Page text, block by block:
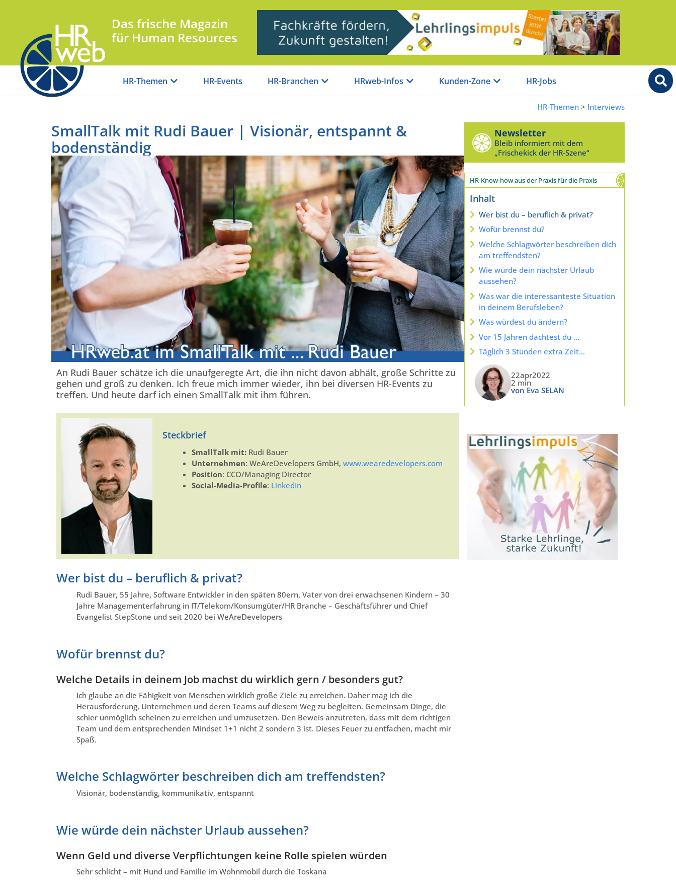
Das frische Magazin
für Human Resources
HR-Themen HR-Events HR-Branchen HRweb-Infos Kunden-Zone HR-Jobs
HR-Themen > Interviews
SmallTalk mit Rudi Bauer | Visionär, entspannt &
bodenständig
An Rudi Bauer schätze ich die unaufgeregte Art, die ihn nicht davon abhält, große Schritte zu
gehen und groß zu denken. Ich freue mich immer wieder, ihn bei diversen HR-Events zu
treffen. Und heute darf ich einen SmallTalk mit ihm führen.
Steckbrief
SmallTalk mit:Rudi Bauer
Unternehmen: WeAreDevelopers GmbH, www.wearedevelopers.com
Position: CCO/Managing Director
Social-Media-Profile: LinkedIn
Wer bist du – beruflich & privat?
Rudi Bauer, 55 Jahre, Software Entwickler in den späten 80ern, Vater von drei erwachsenen Kindern – 30
Jahre Managementerfahrung in IT/Telekom/Konsumgüter/HR Branche – Geschäftsführer und Chief
Evangelist StepStone und seit 2020 bei WeAreDevelopers
Wofür brennst du?
Welche Details in deinem Job machst du wirklich gern / besonders gut?
Ich glaube an die Fähigkeit von Menschen wirklich große Ziele zu erreichen. Daher mag ich die
Herausforderung, Unternehmen und deren Teams auf diesem Weg zu begleiten. Gemeinsam Dinge, die
schier unmöglich scheinen zu erreichen und umzusetzen. Den Beweis anzutreten, dass mit dem richtigen
Team und dem entsprechenden Mindset 1+1 nicht 2 sondern 3 ist. Dieses Feuer zu entfachen, macht mir
Spaß.
Welche Schlagwörter beschreiben dich am treffendsten?
Visionär, bodenständig, kommunikativ, entspannt
Wie würde dein nächster Urlaub aussehen?
Wenn Geld und diverse Verpflichtungen keine Rolle spielen würden
Sehr schlicht – mit Hund und Familie im Wohnmobil durch die Toskana
Newsletter
Bleib informiert mit dem
„Frischekick der HR-Szene“
HR-Know-how aus der Praxis für die Praxis
Inhalt
Wer bist du – beruflich & privat?
Wofür brennst du?
Welche Schlagwörter beschreiben dich
am treffendsten?
Wie würde dein nächster Urlaub
aussehen?
Was war die interessanteste Situation
in deinem Berufsleben?
Was würdest du ändern?
Vor 15 Jahren dachtest du …
Täglich 3 Stunden extra Zeit…
22apr2022
2 min
von Eva SELAN